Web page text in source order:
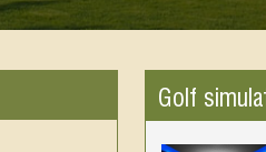
Golf